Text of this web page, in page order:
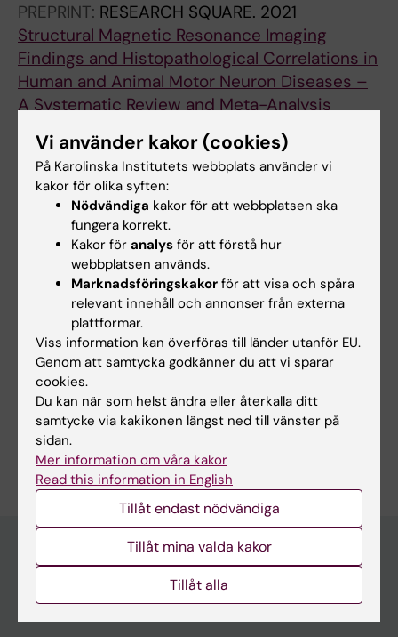
PREPRINT: RESEARCH SQUARE. 2021
Structural Magnetic Resonance Imaging
Findings and Histopathological Correlations in
Human and Animal Motor Neuron Diseases –
A Systematic Review and Meta-Analysis
Zejlon C; Nakhostin D; Winklhofer S; Pangalu A;
Lewandowski S; Finnsson J; Piehl F; Ingre C;
Granberg T; Ineichen BV
Alla författare
LETTER:PIGMENT CELL & MELANOMA
RESEARCH.2010;23(2):292-295
The capacity for internal colour change is
related to body transparency in fishes.
Nilsson Sköld H; Svensson PA; Zejlon C
Forskningsområden:
Neurologi
Radiologi och bildbehandling
Är du Charlotte Zejlon?
Redigera din profil
Vi använder kakor (cookies)
På Karolinska Institutets webbplats använder vi
kakor för olika syften:
Nödvändiga kakor för att webbplatsen ska
fungera korrekt.
Kakor för analys för att förstå hur
webbplatsen används.
Marknadsföringskakor för att visa och spåra
relevant innehåll och annonser från externa
plattformar.
Viss information kan överföras till länder utanför EU.
Genom att samtycka godkänner du att vi sparar
cookies.
Du kan när som helst ändra eller återkalla ditt
samtycke via kakikonen längst ned till vänster på
sidan.
Mer information om våra kakor
Read this information in English
Tillåt endast nödvändiga
Tillåt mina valda kakor
Tillåt alla